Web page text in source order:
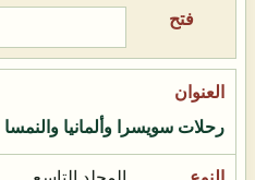
رحلات سويسرا وألمانيا والنمسا